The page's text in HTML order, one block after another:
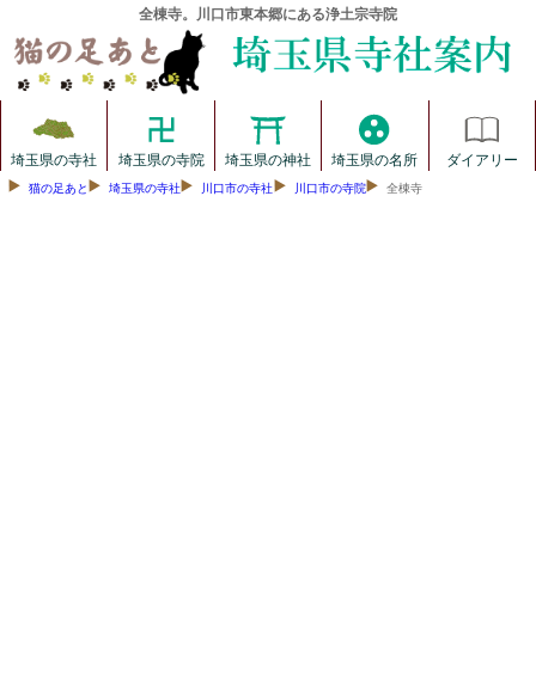
全棟寺。川口市東本郷にある浄土宗寺院
埼玉県の寺社 埼玉県の寺院 埼玉県の神社 埼玉県の名所 ダイアリー
猫の足あと 埼玉県の寺社 川口市の寺社 川口市の寺院 全棟寺